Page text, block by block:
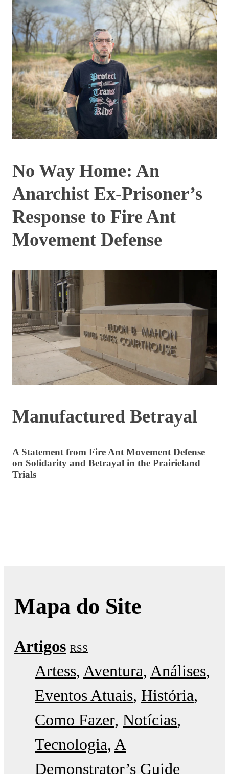
No Way Home: An
Anarchist Ex-Prisoner’s
Response to Fire Ant
Movement Defense
Manufactured Betrayal
A Statement from Fire Ant Movement Defense
on Solidarity and Betrayal in the Prairieland
Trials
Mapa do Site
Artigos RSS
Artess Aventura Análises
Eventos Atuais História
Como Fazer Notícias
Tecnologia A
Demonstrator’s Guide